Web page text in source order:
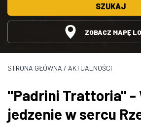
SZUKAJ
ZOBACZ MAPĘ
STRONA GŁÓWNA / AKTUALNOŚCI
"Padrini Trattoria" -
jedzenie w sercu